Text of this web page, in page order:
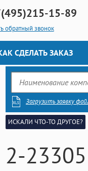
215-15-89
обратный звонок
СДЕЛАТЬ ЗАКАЗ
Загрузить заявку
ИСКАЛИ ЧТО-ТО ДРУГОЕ?
2-